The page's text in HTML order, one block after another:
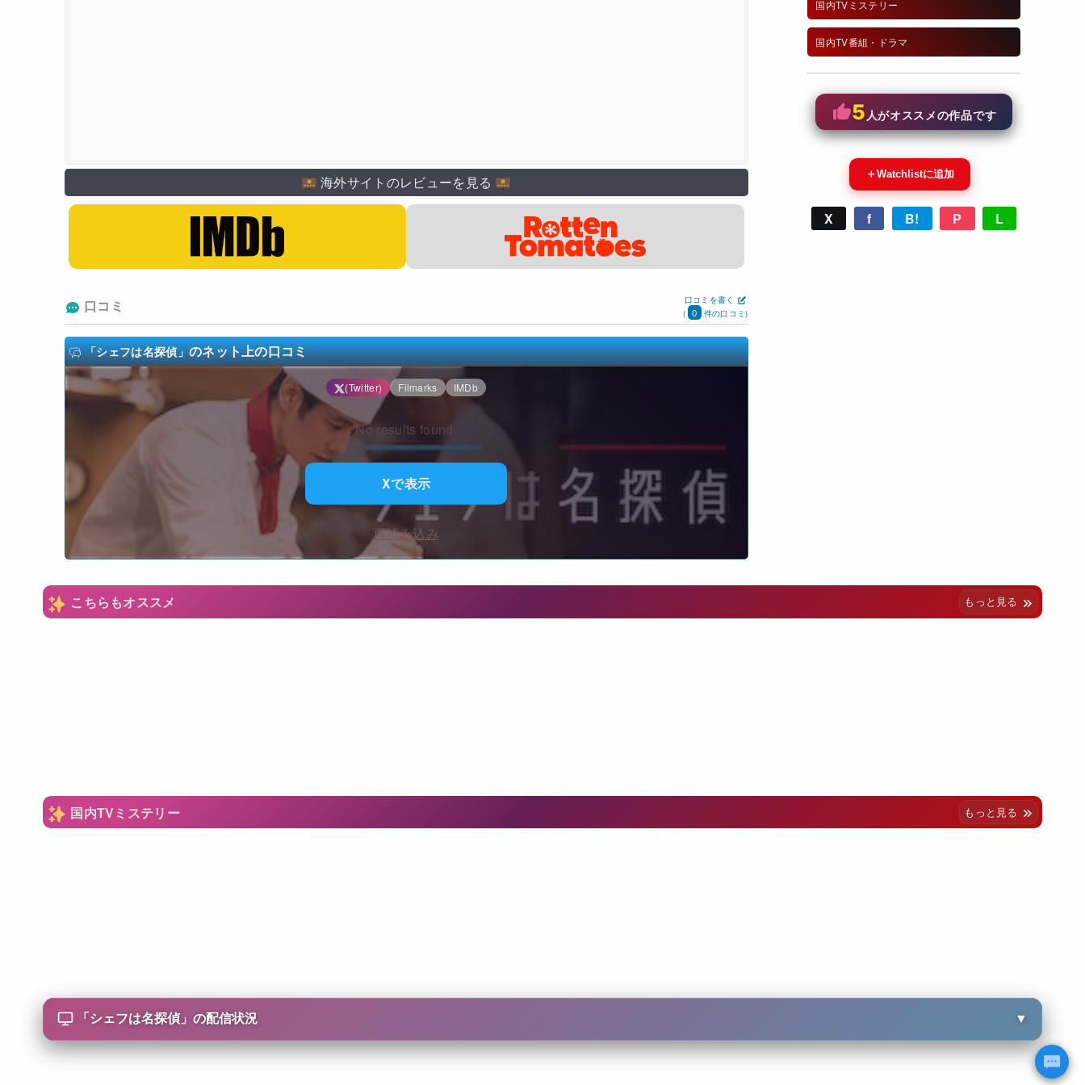
海外サイトのレビューを見る
口コミ
口コミを書く
(
0 件の口コミ)
「シェフは名探偵」のネット上の口コミ
(Twitter) Filmarks IMDb
No results found.
Xで表示
再読み込み
国内TVミステリー
国内TV番組・ドラマ
5 人がオススメの作品です
＋Watchlistに追加
X f B! P L
こちらもオススメ もっと見る
国内TVミステリー もっと見る
「 シェフは名探偵」の配信状況 ▼